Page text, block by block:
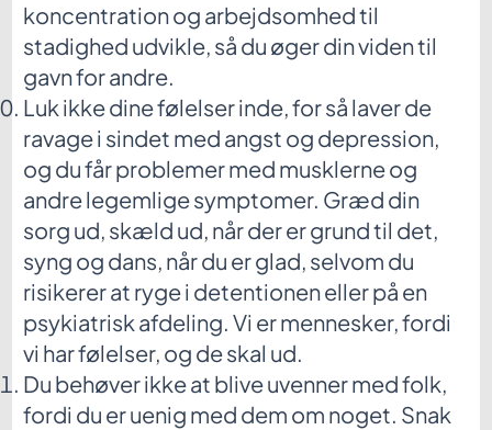
koncentration og arbejdsomhed til
stadighed udvikle, så du øger din viden til
gavn for andre.
Luk ikke dine følelser inde, for så laver de
ravage i sindet med angst og depression,
og du får problemer med musklerne og
andre legemlige symptomer. Græd din
sorg ud, skæld ud, når der er grund til det,
syng og dans, når du er glad, selvom du
risikerer at ryge i detentionen eller på en
psykiatrisk afdeling. Vi er mennesker, fordi
vi har følelser, og de skal ud.
Du behøver ikke at blive uvenner med folk,
fordi du er uenig med dem om noget. Snak